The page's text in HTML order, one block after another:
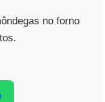
no forno